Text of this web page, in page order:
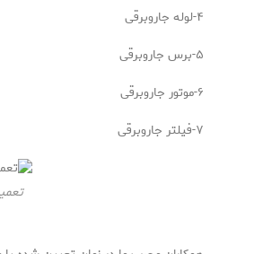
۴-لوله جاروبرقی
۵-برس جاروبرقی
۶-موتور جاروبرقی
۷-فیلتر جاروبرقی